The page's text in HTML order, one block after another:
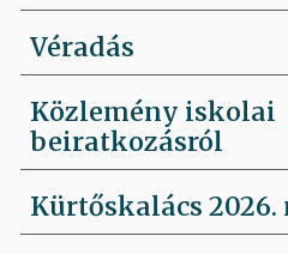
Véradás
Közlemény iskolai
beiratkozásról
Kürtőskalács 2026.